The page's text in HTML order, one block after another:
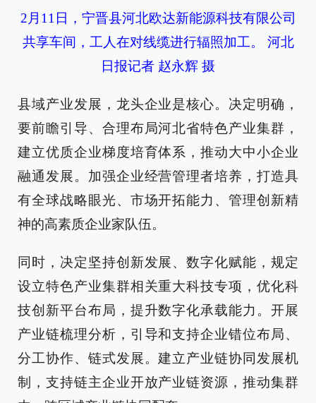
2月11日，宁晋县河北欧达新能源科技有限公司
共享车间，工人在对线缆进行辐照加工。 河北
日报记者 赵永辉 摄
县域产业发展，龙头企业是核心。决定明确，
要前瞻引导、合理布局河北省特色产业集群，
建立优质企业梯度培育体系，推动大中小企业
融通发展。加强企业经营管理者培养，打造具
有全球战略眼光、市场开拓能力、管理创新精
神的高素质企业家队伍。
同时，决定坚持创新发展、数字化赋能，规定
设立特色产业集群相关重大科技专项，优化科
技创新平台布局，提升数字化承载能力。开展
产业链梳理分析，引导和支持企业错位布局、
分工协作、链式发展。建立产业链协同发展机
制，支持链主企业开放产业链资源，推动集群